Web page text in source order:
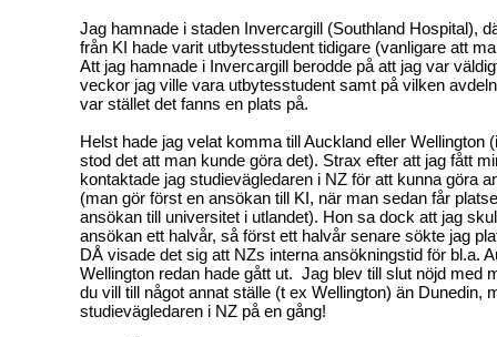
Jag hamnade i staden Invercargill (Southland Hospital),
från KI hade varit utbytesstudent tidigare (vanligare att
Att jag hamnade i Invercargill berodde på att jag var
veckor jag ville vara utbytesstudent samt på vilken
var stället det fanns en plats på.
Helst hade jag velat komma till Auckland eller Wellington
stod det att man kunde göra det). Strax efter att jag fått
kontaktade jag studievägledaren i NZ för att kunna göra
(man gör först en ansökan till KI, när man sedan får
ansökan till universitet i utlandet). Hon sa dock att jag
ansökan ett halvår, så först ett halvår senare sökte jag
DÅ visade det sig att NZs interna ansökningstid för bl.a.
Wellington redan hade gått ut. Jag blev till slut nöjd med
du vill till något annat ställe (t ex Wellington) än Dunedin,
studievägledaren i NZ på en gång!